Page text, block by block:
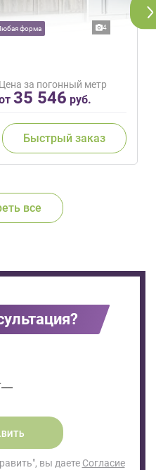
форма 4
Цена за погонный метр
35 546 руб.
Быстрый заказ
все
вы даете Согласие